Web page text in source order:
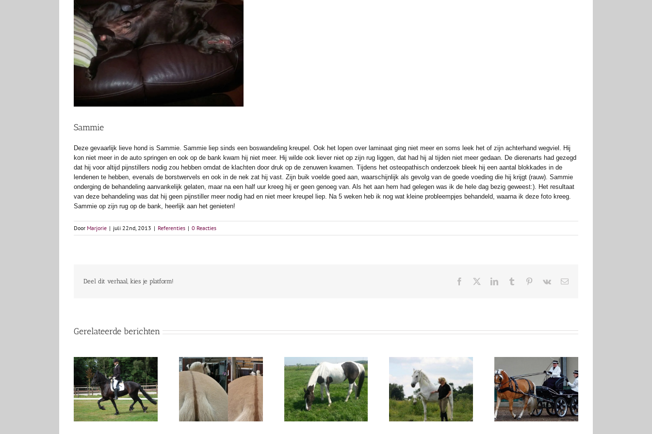
Sammie
Deze gevaarlijk lieve hond is Sammie. Sammie liep sinds een boswandeling kreupel. Ook het lopen over laminaat ging niet meer en soms leek het of zijn achterhand wegviel. Hij
kon niet meer in de auto springen en ook op de bank kwam hij niet meer. Hij wilde ook liever niet op zijn rug liggen, dat had hij al tijden niet meer gedaan. De dierenarts had gezegd
dat hij voor altijd pijnstillers nodig zou hebben omdat de klachten door druk op de zenuwen kwamen. Tijdens het osteopathisch onderzoek bleek hij een aantal blokkades in de
lendenen te hebben, evenals de borstwervels en ook in de nek zat hij vast. Zijn buik voelde goed aan, waarschijnlijk als gevolg van de goede voeding die hij krijgt (rauw). Sammie
onderging de behandeling aanvankelijk gelaten, maar na een half uur kreeg hij er geen genoeg van. Als het aan hem had gelegen was ik de hele dag bezig geweest:). Het resultaat
van deze behandeling was dat hij geen pijnstiller meer nodig had en niet meer kreupel liep. Na 5 weken heb ik nog wat kleine probleempjes behandeld, waarna ik deze foto kreeg.
Sammie op zijn rug op de bank, heerlijk aan het genieten!
Door Marjorie | juli 22nd, 2013 | Referenties | 0 Reacties
Deel dit verhaal, kies je platform! Facebook LinkedInTumblr Pinterest
Vk
E-
Gerelateerde berichten
Bonnie Indah Bonito Franka Ritske